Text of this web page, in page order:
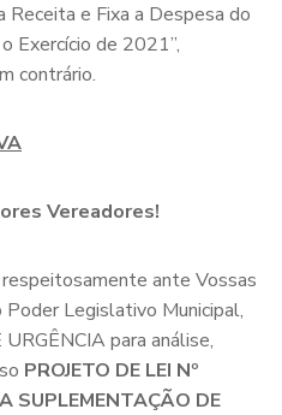
Receita e Fixa a Despesa do
Exercício de 2021”,
contrário.
Vereadores!
ante Vossas
Legislativo Municipal,
para análise,
PROJETO DE LEI Nº
SUPLEMENTAÇÃO DE